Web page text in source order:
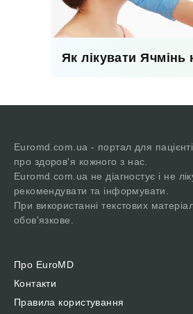
Як лікувати Ячмінь
Euromd.com.ua - портал для
про здоров'я кожного з нас.
Euromd.com.ua не діагностує і не
рекомендувати та інформувати.
При використанні текстових
обов'язкове.
Про EuroMD
Контакти
Правила користування